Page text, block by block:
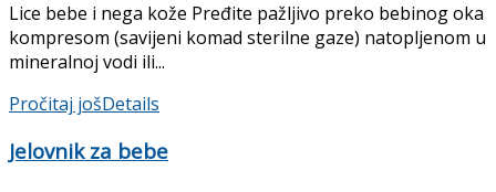
Lice bebe i nega kože Pređite pažljivo preko bebinog oka
kompresom (savijeni komad sterilne gaze) natopljenom u
mineralnoj vodi ili...
Pročitaj jošDetails
Jelovnik za bebe